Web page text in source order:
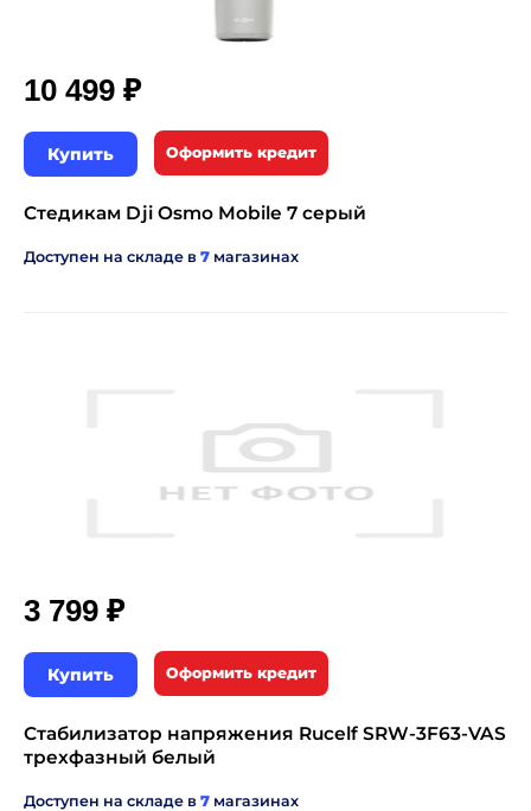
10 499 ₽
Купить Оформить кредит
Стедикам Dji Osmo Mobile 7 серый
Доступен на складе в 7 магазинах
3 799 ₽
Купить Оформить кредит
Стабилизатор напряжения Rucelf SRW-3F63-VAS
трехфазный белый
Доступен на складе в 7 магазинах